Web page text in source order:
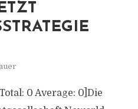
0 Average: 0]Die